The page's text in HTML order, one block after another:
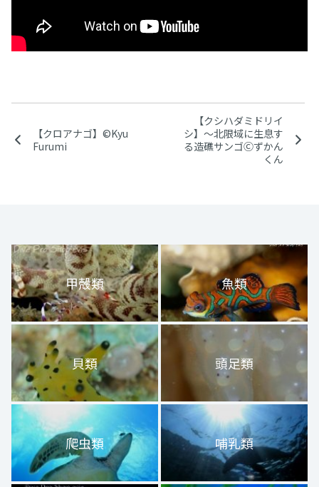
【クロアナゴ】©Kyu
Furumi
【クシハダミドリイ
シ】〜北限域に生息す
る造礁サンゴⒸずかん
くん
甲殻類 魚類
貝類 頭足類
爬虫類 哺乳類